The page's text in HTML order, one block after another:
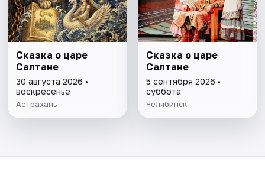
Сказка о царе
Салтане
30 августа 2026 •
воскресенье
Астрахань
Сказка о царе
Салтане
5 сентября 2026 •
суббота
Челябинск